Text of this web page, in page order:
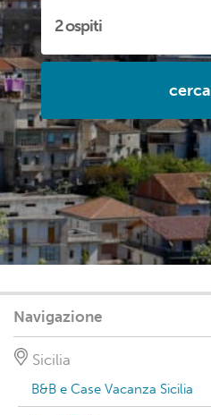
cerca
Navigazione
Sicilia
B&B e Case Vacanza Sicilia